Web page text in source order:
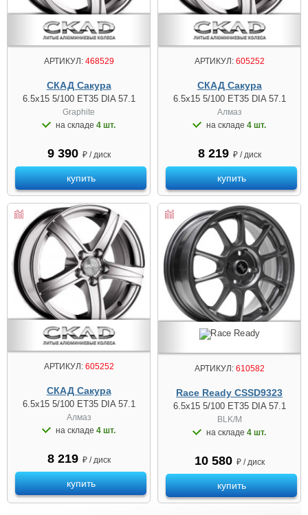
АРТИКУЛ:468529
СКАД Сакура
6.5x15 5/100 ET35 DIA 57.1
Graphite
на складе 4 шт.
9 390 ₽ / диск
купить
АРТИКУЛ:605252
СКАД Сакура
6.5x15 5/100 ET35 DIA 57.1
Алмаз
на складе 4 шт.
8 219 ₽ / диск
купить
АРТИКУЛ:605252
СКАД Сакура
6.5x15 5/100 ET35 DIA 57.1
Алмаз
на складе 4 шт.
8 219 ₽ / диск
купить
АРТИКУЛ:610582
Race Ready CSSD9323
6.5x15 5/100 ET35 DIA 57.1
BLK/M
на складе 4 шт.
10 580 ₽ / диск
купить